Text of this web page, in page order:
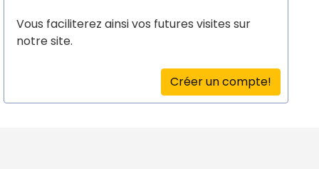
Vous faciliterez ainsi vos futures visites sur
notre site.
Créer un compte!